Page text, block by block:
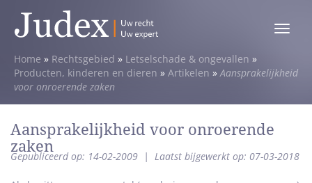
Toggle
Home » Rechtsgebied » Letselschade & ongevallen »
Producten, kinderen en dieren » Artikelen »Aansprakelijkheid
voor onroerende zaken
Aansprakelijkheid voor onroerende
zaken
Gepubliceerd op: 14-02-2009 | Laatst bijgewerkt op: 07-03-2018